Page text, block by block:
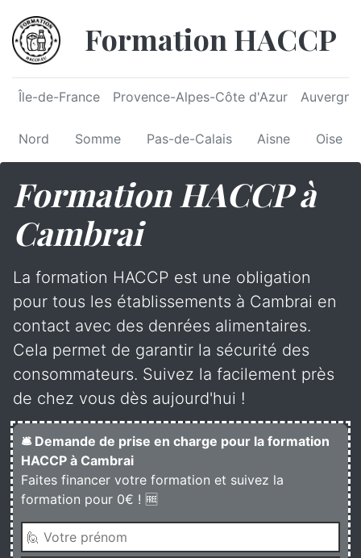
Formation HACCP
Île-de-France Provence-Alpes-Côte d'Azur
Nord Somme Pas-de-Calais Aisne Oise
Formation HACCP à
Cambrai
La formation HACCP est une obligation
pour tous les établissements à Cambrai en
contact avec des denrées alimentaires.
Cela permet de garantir la sécurité des
consommateurs. Suivez la facilement près
de chez vous dès aujourd'hui !
🛎️ Demande de prise en charge pour la formation
HACCP à Cambrai
Faites financer votre formation et suivez la
formation pour 0€ ! 🆓